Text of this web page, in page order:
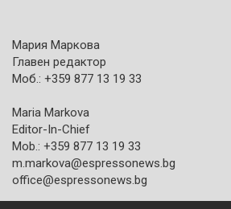
Мария Маркова
Главен редактор
Моб.: +359 877 13 19 33
Maria Markova
Editor-In-Chief
Mob.: +359 877 13 19 33
m.markova@espressonews.bg
office@espressonews.bg